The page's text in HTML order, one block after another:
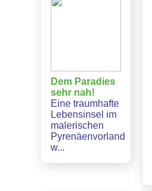
Dem Paradies
sehr nah!
Eine traumhafte
Lebensinsel im
malerischen
Pyrenäenvorland
w...